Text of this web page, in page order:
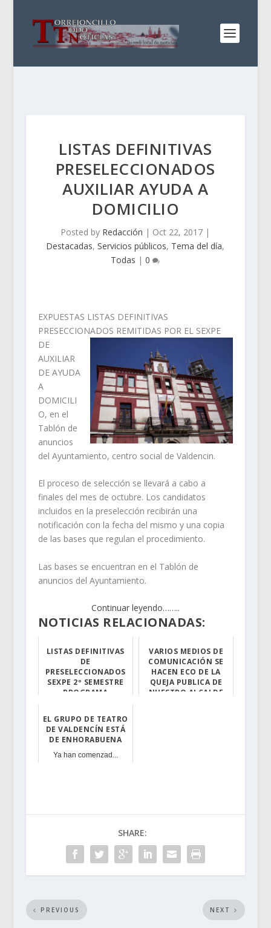
LISTAS DEFINITIVAS
PRESELECCIONADOS
AUXILIAR AYUDA A
DOMICILIO
Posted by Redacción | Oct 22, 2017 |
Destacadas,Servicios públicos, Tema del día,
Todas |0
EXPUESTAS LISTAS DEFINITIVAS
PRESECCIONADOS REMITIDAS POR EL SEXPE
DE
AUXILIAR
DE AYUDA
A
DOMICILI
O, en el
Tablón de
anuncios
del Ayuntamiento, centro social de Valdencin.
El proceso de selección se llevará a cabo a
finales del mes de octubre. Los candidatos
incluidos en la preselección recibirán una
notificación con la fecha del mismo y una copia
de las bases que regulan el procedimiento.
Las bases se encuentran en el Tablón de
anuncios del Ayuntamiento.
Continuar leyendo……..
NOTICIAS RELACIONADAS:
LISTAS DEFINITIVAS
DE
PRESELECCIONADOS
SEXPE 2º SEMESTRE
PROGRAMA
Listas definiti...
VARIOS MEDIOS DE
COMUNICACIÓN SE
HACEN ECO DE LA
QUEJA PUBLICA DE
NUESTRO ALCALDE
EL GRUPO DE TEATRO
DE VALDENCÍN ESTÁ
DE ENHORABUENA
Ya han comenzad...
SHARE:
PREVIOUS NEXT